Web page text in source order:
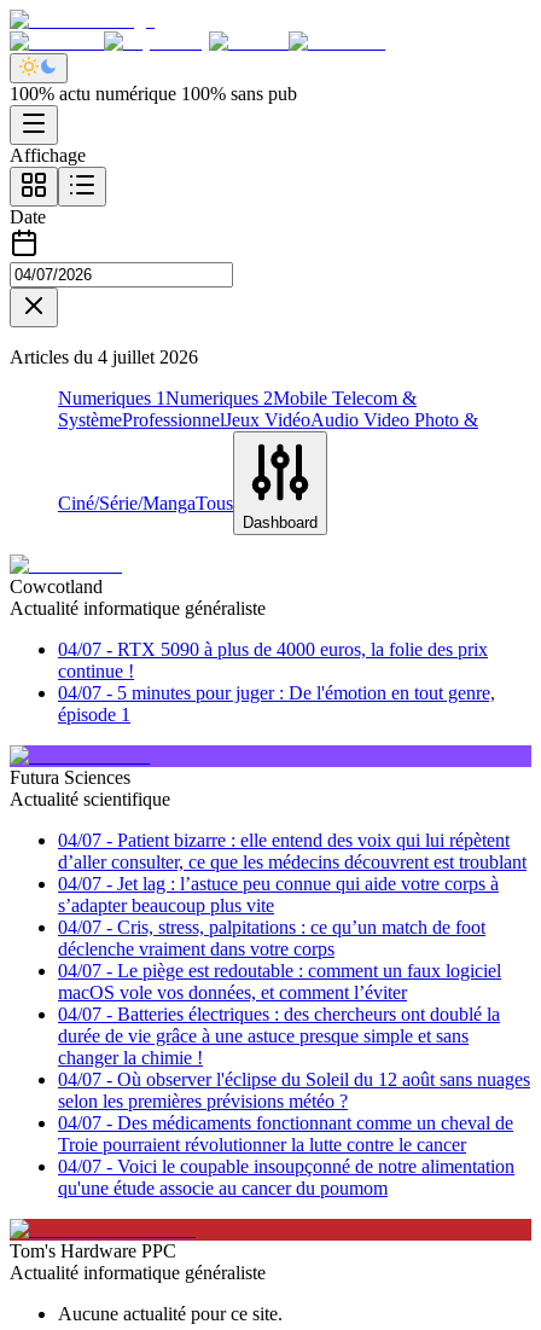
100% actu numérique 100% sans pub
Affichage
Date
Articles du 4 juillet 2026
Numeriques 1Numeriques 2Mobile Telecom &
SystèmeProfessionnelJeux VidéoAudio Video Photo &
Ciné/Série/MangaTous
Dashboard
Cowcotland
Actualité informatique généraliste
04/07 - RTX 5090 à plus de 4000 euros, la folie des prix
continue !
04/07 - 5 minutes pour juger : De l'émotion en tout genre,
épisode 1
Futura Sciences
Actualité scientifique
04/07 - Patient bizarre : elle entend des voix qui lui répètent
d’aller consulter, ce que les médecins découvrent est troublant
04/07 - Jet lag : l’astuce peu connue qui aide votre corps à
s’adapter beaucoup plus vite
04/07 - Cris, stress, palpitations : ce qu’un match de foot
déclenche vraiment dans votre corps
04/07 - Le piège est redoutable : comment un faux logiciel
macOS vole vos données, et comment l’éviter
04/07 - Batteries électriques : des chercheurs ont doublé la
durée de vie grâce à une astuce presque simple et sans
changer la chimie !
04/07 - Où observer l'éclipse du Soleil du 12 août sans nuages
selon les premières prévisions météo ?
04/07 - Des médicaments fonctionnant comme un cheval de
Troie pourraient révolutionner la lutte contre le cancer
04/07 - Voici le coupable insoupçonné de notre alimentation
qu'une étude associe au cancer du poumom
Tom's Hardware PPC
Actualité informatique généraliste
Aucune actualité pour ce site.